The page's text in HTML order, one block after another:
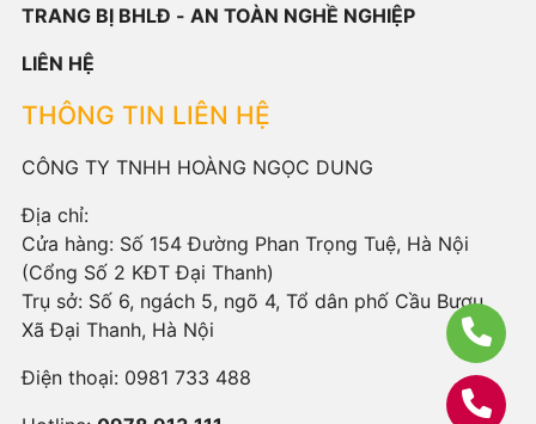
TRANG BỊ BHLĐ - AN TOÀN NGHỀ NGHIỆP
LIÊN HỆ
THÔNG TIN LIÊN HỆ
CÔNG TY TNHH HOÀNG NGỌC DUNG
Địa chỉ:
Cửa hàng: Số 154 Đường Phan Trọng Tuệ, Hà Nội
(Cổng Số 2 KĐT Đại Thanh)
Trụ sở: Số 6, ngách 5, ngõ 4, Tổ dân phố Cầu Bươu,
Xã Đại Thanh, Hà Nội
Điện thoại: 0981 733 488